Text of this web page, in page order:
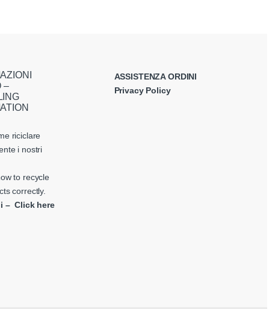
–
riciclare
i nostri
to recycle
correctly.
– Click here
ASSISTENZA ORDINI
Privacy Policy